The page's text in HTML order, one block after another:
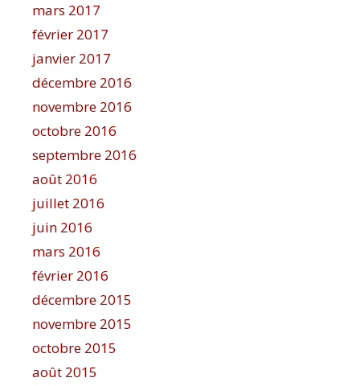
mars 2017
février 2017
janvier 2017
décembre 2016
novembre 2016
octobre 2016
septembre 2016
août 2016
juillet 2016
juin 2016
mars 2016
février 2016
décembre 2015
novembre 2015
octobre 2015
août 2015